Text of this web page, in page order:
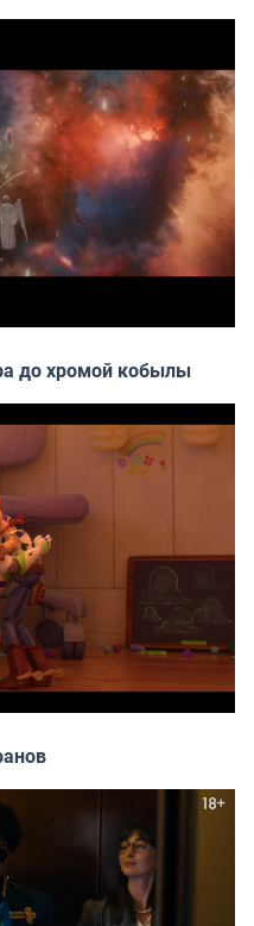
до хромой кобылы